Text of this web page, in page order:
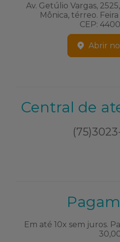
Av. Getúlio Vargas,
Mônica, térreo.
CEP:
Abrir
Central de
Em até 10x sem juros.